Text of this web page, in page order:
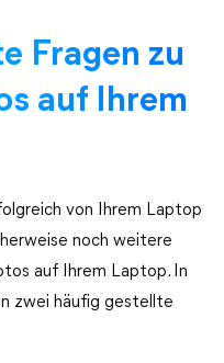
Fragen zu
auf Ihrem
von Ihrem Laptop
noch weitere
auf Ihrem Laptop. In
zwei häufig gestellte